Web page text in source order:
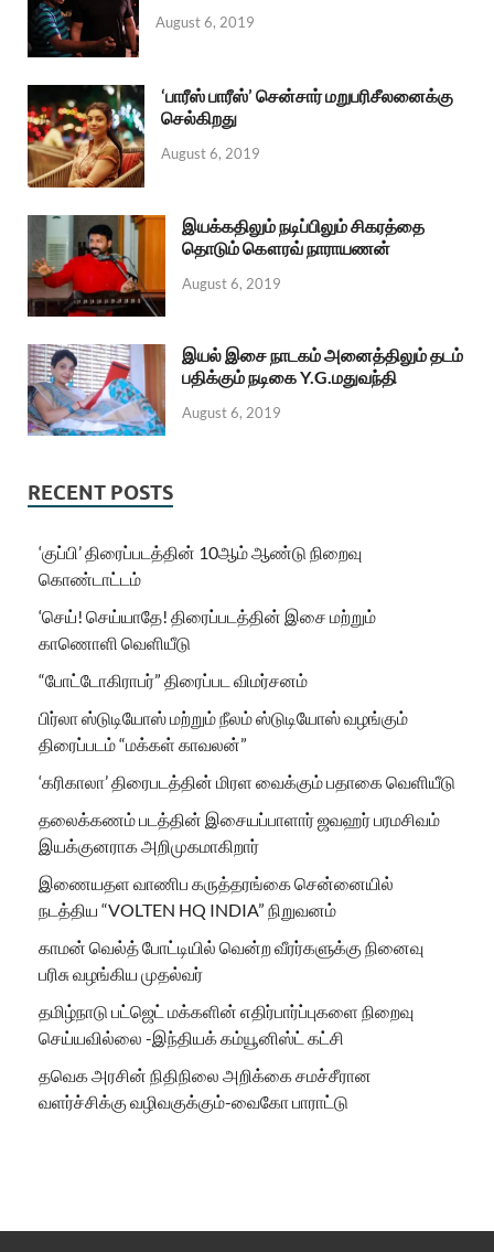
August 6, 2019
‘பாரீஸ் பாரீஸ்’ சென்சார் மறுபரிசீலனைக்கு
செல்கிறது
August 6, 2019
இயக்கதிலும் நடிப்பிலும் சிகரத்தை
தொடும் கௌரவ் நாராயணன்
August 6, 2019
இயல் இசை நாடகம் அனைத்திலும் தடம்
பதிக்கும் நடிகை Y.G.மதுவந்தி
August 6, 2019
RECENT POSTS
‘குப்பி’ திரைப்படத்தின் 10ஆம் ஆண்டு நிறைவு
கொண்டாட்டம்
‘செய்! செய்யாதே! திரைப்படத்தின் இசை மற்றும்
காணொளி வெளியீடு
“போட்டோகிராபர்” திரைப்பட விமர்சனம்
பிர்லா ஸ்டுடியோஸ் மற்றும் நீலம் ஸ்டுடியோஸ் வழங்கும்
திரைப்படம் “மக்கள் காவலன்”
‘கரிகாலா’ திரைபடத்தின் மிரள வைக்கும் பதாகை வெளியீடு
தலைக்கணம் படத்தின் இசையப்பாளார் ஜவஹர் பரமசிவம்
இயக்குனராக அறிமுகமாகிறார்
இணையதள வாணிப கருத்தரங்கை சென்னையில்
நடத்திய “VOLTEN HQ INDIA” நிறுவனம்
காமன் வெல்த் போட்டியில் வென்ற வீரர்களுக்கு நினைவு
பரிசு வழங்கிய முதல்வர்
தமிழ்நாடு பட்ஜெட் மக்களின் எதிர்பார்ப்புகளை நிறைவு
செய்யவில்லை -இந்தியக் கம்யூனிஸ்ட் கட்சி
தவெக அரசின் நிதிநிலை அறிக்கை சமச்சீரான
வளர்ச்சிக்கு வழிவகுக்கும்-வைகோ பாராட்டு